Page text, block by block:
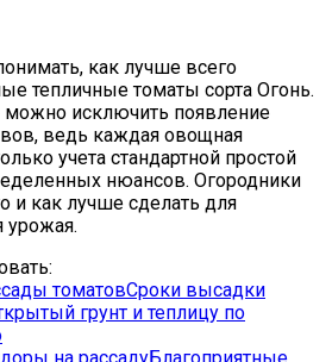
как лучше всего
тепличные томаты сорта Огонь.
можно исключить появление
ведь каждая овощная
учета стандартной простой
нюансов. Огородники
и как лучше сделать для
урожая.
Сроки высадки
грунт и теплицу по